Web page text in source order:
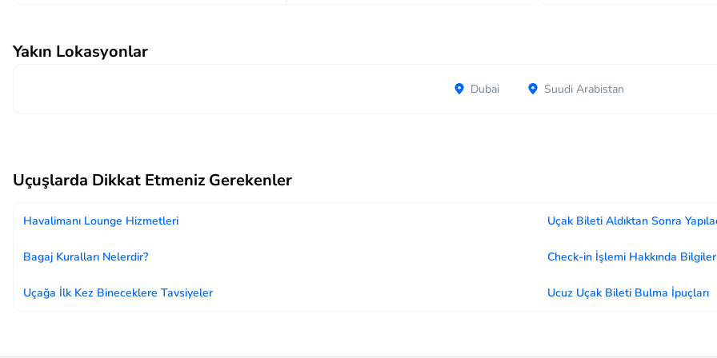
Yakın Lokasyonlar
Dubai Suudi Arabistan
Uçuşlarda Dikkat Etmeniz Gerekenler
Havalimanı Lounge Hizmetleri Uçak Bileti Aldıktan Sonra
Bagaj Kuralları Nelerdir? Check-in İşlemi Hakkında Bilgiler
Uçağa İlk Kez Bineceklere Tavsiyeler Ucuz Uçak Bileti Bulma İpuçları